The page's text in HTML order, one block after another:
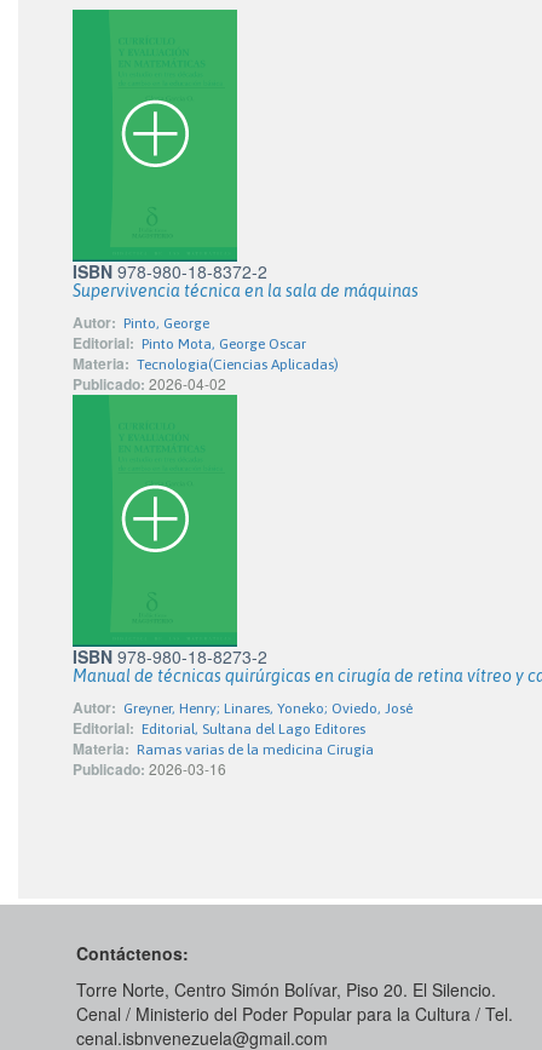
ISBN 978-980-18-8372-2
Supervivencia técnica en la sala de máquinas
Autor: Pinto, George
Editorial: Pinto Mota, George Oscar
Materia: Tecnologia(Ciencias Aplicadas)
Publicado: 2026-04-02
ISBN 978-980-18-8273-2
Manual de técnicas quirúrgicas en cirugía de retina vítreo y
Autor: Greyner, Henry; Linares, Yoneko; Oviedo, José
Editorial: Editorial, Sultana del Lago Editores
Materia: Ramas varias de la medicina Cirugía
Publicado: 2026-03-16
Contáctenos:
Torre Norte, Centro Simón Bolívar, Piso 20. El Silencio.
Cenal / Ministerio del Poder Popular para la Cultura / Tel.
cenal.isbnvenezuela@gmail.com